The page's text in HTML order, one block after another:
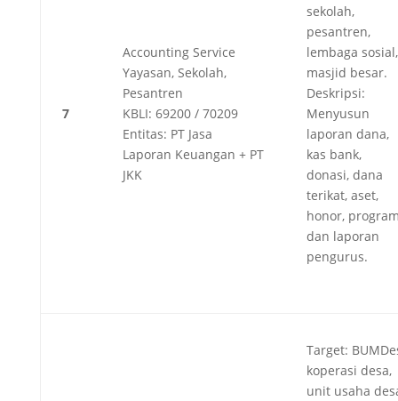
7
Accounting Service
Yayasan, Sekolah,
Pesantren
KBLI: 69200 / 70209
Entitas: PT Jasa
Laporan Keuangan + PT
JKK
sekolah,
pesantren,
lembaga sosial,
masjid besar.
Deskripsi:
Menyusun
laporan dana,
kas bank,
donasi, dana
terikat, aset,
honor,
dan laporan
pengurus.
Target:
koperasi desa,
unit usaha